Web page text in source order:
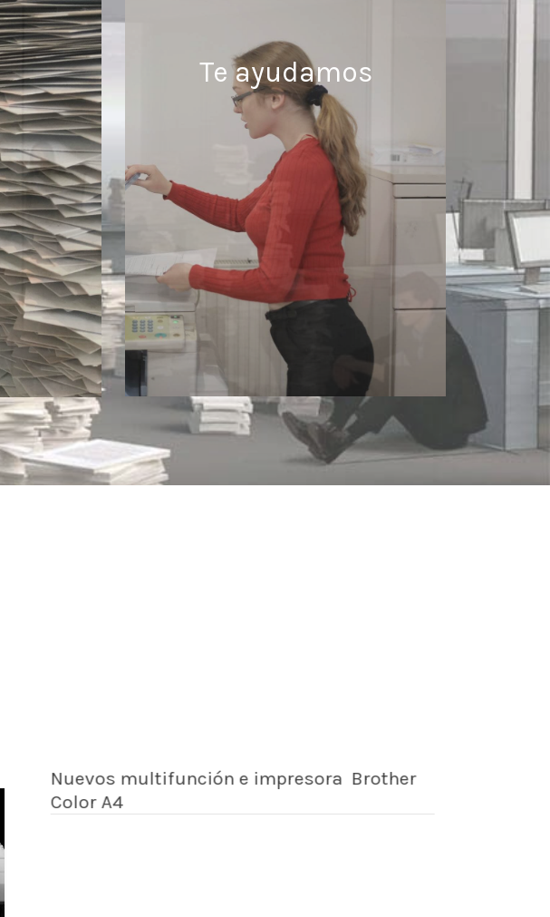
Te ayudamos
Nuevos multifunción e impresora Brother
Color A4